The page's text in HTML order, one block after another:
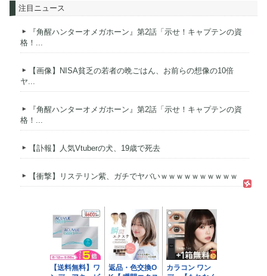
注目ニュース
『角醒ハンターオメガホーン』第2話「示せ！キャプテンの資
格！...
【画像】NISA貧乏の若者の晩ごはん、お前らの想像の10倍
ヤ...
『角醒ハンターオメガホーン』第2話「示せ！キャプテンの資
格！...
【訃報】人気Vtuberの犬、19歳で死去
【衝撃】リステリン紫、ガチでヤバいｗｗｗｗｗｗｗｗｗｗ